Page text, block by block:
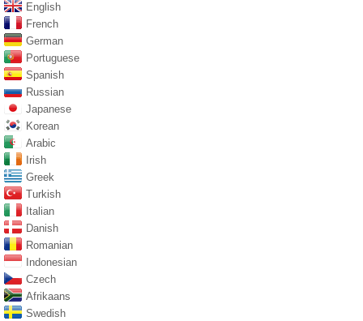
English
French
German
Portuguese
Spanish
Russian
Japanese
Korean
Arabic
Irish
Greek
Turkish
Italian
Danish
Romanian
Indonesian
Czech
Afrikaans
Swedish